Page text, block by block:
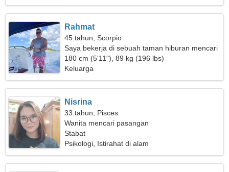
Rahmat
45 tahun, Scorpio
Saya bekerja di sebuah taman hiburan mencari
seorang wanita terampil
180 cm (5'11"), 89 kg (196 lbs)
Keluarga
Nisrina
33 tahun, Pisces
Wanita mencari pasangan
Stabat
Psikologi, Istirahat di alam